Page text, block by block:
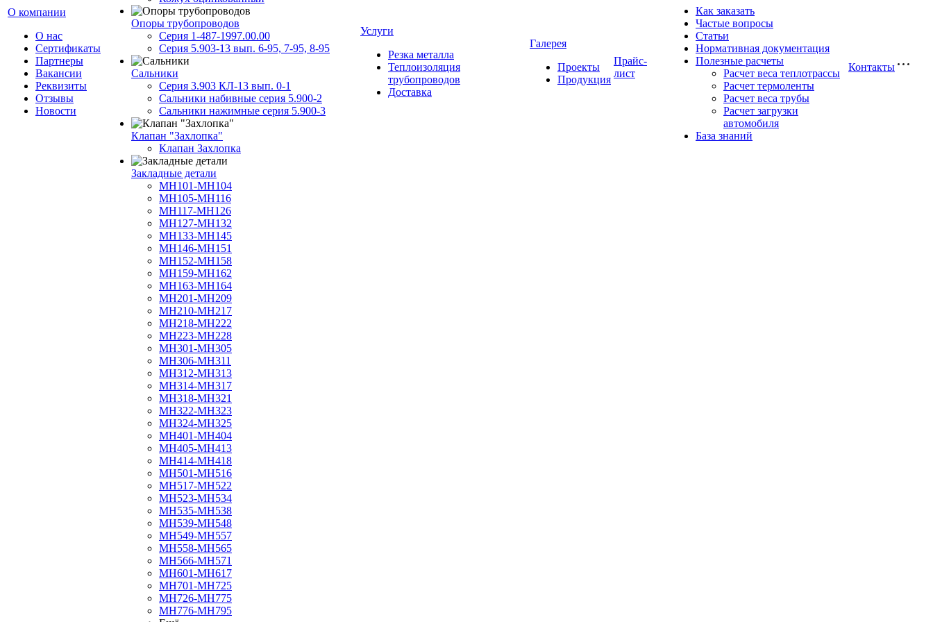
О компании
О нас
Сертификаты
Партнеры
Вакансии
Реквизиты
Отзывы
Новости
Опоры трубопроводов
Серия 1-487-1997.00.00
Серия 5.903-13 вып. 6-95, 7-95, 8-95
Сальники
Серия 3.903 КЛ-13 вып. 0-1
Сальники набивные серия 5.900-2
Сальники нажимные серия 5.900-3
Клапан "Захлопка"
Клапан Захлопка
Закладные детали
МН101-МН104
МН105-МН116
МН117-МН126
МН127-МН132
МН133-МН145
МН146-МН151
МН152-МН158
МН159-МН162
МН163-МН164
МН201-МН209
МН210-МН217
МН218-МН222
МН223-МН228
МН301-МН305
МН306-МН311
МН312-МН313
МН314-МН317
МН318-МН321
МН322-МН323
МН324-МН325
МН401-МН404
МН405-МН413
МН414-МН418
МН501-МН516
МН517-МН522
МН523-МН534
МН535-МН538
МН539-МН548
МН549-МН557
МН558-МН565
МН566-МН571
МН601-МН617
МН701-МН725
МН726-МН775
МН776-МН795
Услуги
Резка металла
Теплоизоляция
трубопроводов
Доставка
Галерея
Проекты
Продукция
Прайс-
лист
Как заказать
Частые вопросы
Статьи
Нормативная документация
Полезные расчеты
Расчет веса теплотрассы
Расчет термоленты
Расчет веса трубы
Расчет загрузки
автомобиля
База знаний
Контакты